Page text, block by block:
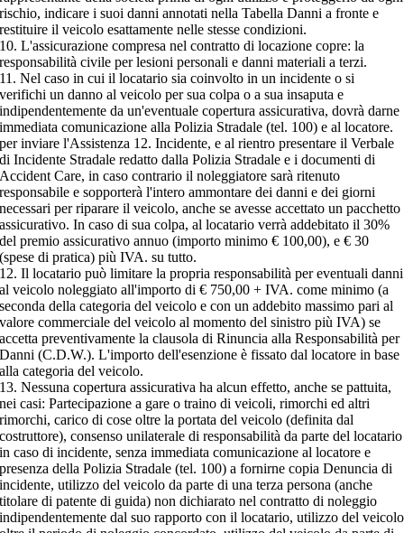
rischio, indicare i suoi danni annotati nella Tabella Danni a fronte e
restituire il veicolo esattamente nelle stesse condizioni.
10. L'assicurazione compresa nel contratto di locazione copre: la
responsabilità civile per lesioni personali e danni materiali a terzi.
11. Nel caso in cui il locatario sia coinvolto in un incidente o si
verifichi un danno al veicolo per sua colpa o a sua insaputa e
indipendentemente da un'eventuale copertura assicurativa, dovrà darne
immediata comunicazione alla Polizia Stradale (tel. 100) e al locatore.
per inviare l'Assistenza 12. Incidente, e al rientro presentare il Verbale
di Incidente Stradale redatto dalla Polizia Stradale e i documenti di
Accident Care, in caso contrario il noleggiatore sarà ritenuto
responsabile e sopporterà l'intero ammontare dei danni e dei giorni
necessari per riparare il veicolo, anche se avesse accettato un pacchetto
assicurativo. In caso di sua colpa, al locatario verrà addebitato il 30%
del premio assicurativo annuo (importo minimo € 100,00), e € 30
(spese di pratica) più IVA. su tutto.
12. Il locatario può limitare la propria responsabilità per eventuali danni
al veicolo noleggiato all'importo di € 750,00 + IVA. come minimo (a
seconda della categoria del veicolo e con un addebito massimo pari al
valore commerciale del veicolo al momento del sinistro più IVA) se
accetta preventivamente la clausola di Rinuncia alla Responsabilità per
Danni (C.D.W.). L'importo dell'esenzione è fissato dal locatore in base
alla categoria del veicolo.
13. Nessuna copertura assicurativa ha alcun effetto, anche se pattuita,
nei casi: Partecipazione a gare o traino di veicoli, rimorchi ed altri
rimorchi, carico di cose oltre la portata del veicolo (definita dal
costruttore), consenso unilaterale di responsabilità da parte del locatario
in caso di incidente, senza immediata comunicazione al locatore e
presenza della Polizia Stradale (tel. 100) a fornirne copia Denuncia di
incidente, utilizzo del veicolo da parte di una terza persona (anche
titolare di patente di guida) non dichiarato nel contratto di noleggio
indipendentemente dal suo rapporto con il locatario, utilizzo del veicolo